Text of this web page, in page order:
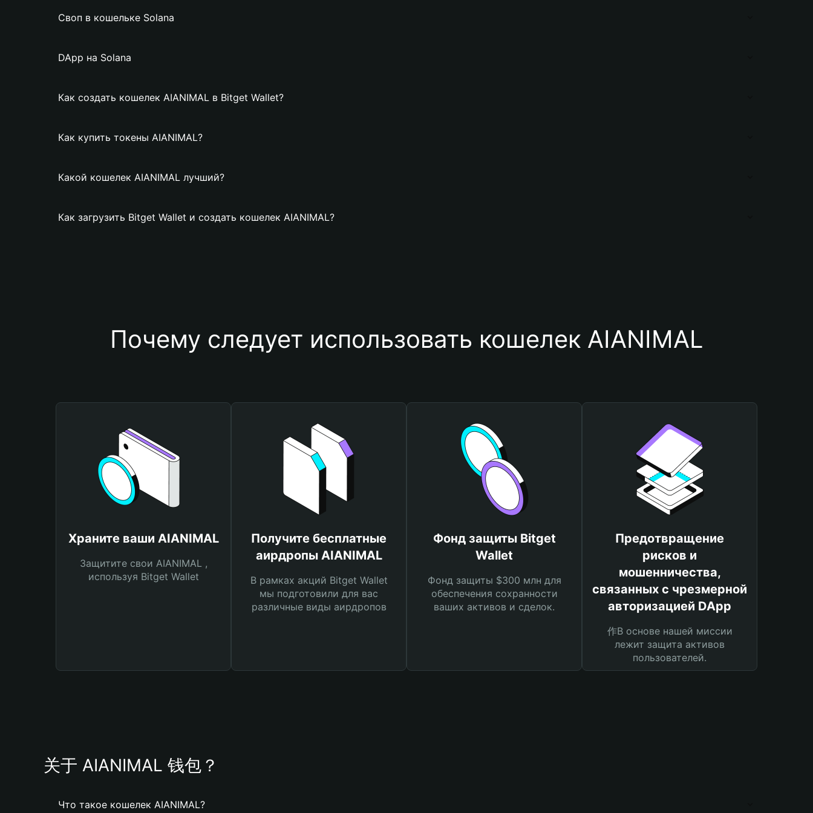
Своп в кошельке Solana
DApp на Solana
Как создать кошелек AIANIMAL в Bitget Wallet?
Как купить токены AIANIMAL?
Какой кошелек AIANIMAL лучший?
Как загрузить Bitget Wallet и создать кошелек AIANIMAL?
Почему следует использовать кошелек AIANIMAL
Храните ваши AIANIMAL
Защитите свои AIANIMAL ,
используя Bitget Wallet
Получите бесплатные
аирдропы AIANIMAL
В рамках акций Bitget Wallet
мы подготовили для вас
различные виды аирдропов
Фонд защиты Bitget
Wallet
Фонд защиты $300 млн для
обеспечения сохранности
ваших активов и сделок.
Предотвращение
рисков и
мошенничества,
связанных с чрезмерной
авторизацией DApp
作В основе нашей миссии
лежит защита активов
пользователей.
关于 AIANIMAL 钱包？
Что такое кошелек AIANIMAL?